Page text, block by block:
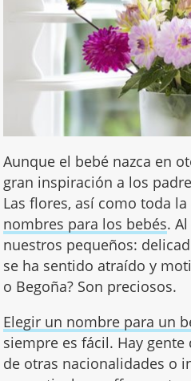
Aunque el bebé nazca en
gran inspiración a los
Las flores, así como toda
nombres para los bebés.
nuestros pequeños:
se ha sentido atraído y
o Begoña? Son preciosos.
Elegir un nombre para un
siempre es fácil. Hay
de otras nacionalidades o